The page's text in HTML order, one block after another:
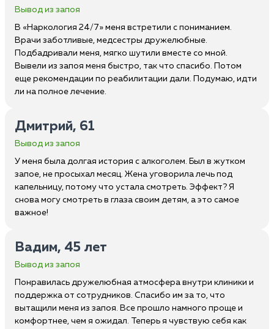
Вывод из запоя
В «Наркология 24/7» меня встретили с пониманием.
Врачи заботливые, медсестры дружелюбные.
Подбадривали меня, мягко шутили вместе со мной.
Вывели из запоя меня быстро, так что спасибо. Потом
еще рекомендации по реабилитации дали. Подумаю, идти
ли на полное лечение.
Дмитрий, 61
Вывод из запоя
У меня была долгая история с алкоголем. Был в жутком
запое, не просыхал месяц. Жена уговорила лечь под
капельницу, потому что устала смотреть. Эффект? Я
снова могу смотреть в глаза своим детям, а это самое
важное!
Вадим, 45 лет
Вывод из запоя
Понравилась дружелюбная атмосфера внутри клиники и
поддержка от сотрудников. Спасибо им за то, что
вытащили меня из запоя. Все прошло намного проще и
комфортнее, чем я ожидал. Теперь я чувствую себя как